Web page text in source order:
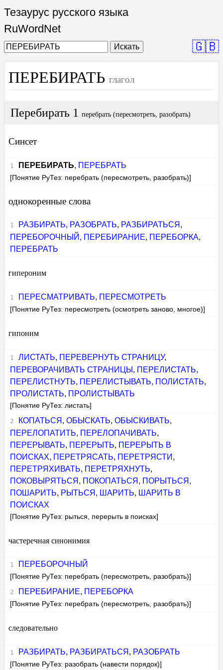
Тезаурус русского языка
RuWordNet
Искать 🇬🇧
ПЕРЕБИРАТЬ глагол
Перебирать 1 перебрать (пересмотреть, разобрать)
Синсет
ПЕРЕБИРАТЬ, ПЕРЕБРАТЬ
[Понятие РуТез: перебрать (пересмотреть, разобрать)]
однокоренные слова
РАЗБИРАТЬ, РАЗОБРАТЬ, РАЗБИРАТЬСЯ ,
ПЕРЕБОРОЧНЫЙ , ПЕРЕБИРАНИЕ, ПЕРЕБОРКА,
ПЕРЕБРАТЬ
гипероним
ПЕРЕСМАТРИВАТЬ, ПЕРЕСМОТРЕТЬ
[Понятие РуТез: пересмотреть (осмотреть заново, многое)]
гипоним
ЛИСТАТЬ, ПЕРЕВЕРНУТЬ СТРАНИЦУ,
ПЕРЕВОРАЧИВАТЬ СТРАНИЦЫ , ПЕРЕЛИСТАТЬ,
ПЕРЕЛИСТНУТЬ, ПЕРЕЛИСТЫВАТЬ, ПОЛИСТАТЬ,
ПРОЛИСТАТЬ, ПРОЛИСТЫВАТЬ
[Понятие РуТез: листать]
КОПАТЬСЯ , ОБЫСКАТЬ, ОБЫСКИВАТЬ,
ПЕРЕЛОПАТИТЬ, ПЕРЕЛОПАЧИВАТЬ,
ПЕРЕРЫВАТЬ, ПЕРЕРЫТЬ, ПЕРЕРЫТЬ В
ПОИСКАХ, ПЕРЕТРЯСАТЬ, ПЕРЕТРЯСТИ ,
ПЕРЕТРЯХИВАТЬ, ПЕРЕТРЯХНУТЬ,
ПОКОВЫРЯТЬСЯ , ПОКОПАТЬСЯ , ПОРЫТЬСЯ ,
ПОШАРИТЬ, РЫТЬСЯ , ШАРИТЬ, ШАРИТЬ В
ПОИСКАХ
[Понятие РуТез: рыться, перерыть в поисках]
частеречная синонимия
ПЕРЕБОРОЧНЫЙ
[Понятие РуТез: перебрать (пересмотреть, разобрать)]
ПЕРЕБИРАНИЕ, ПЕРЕБОРКА
[Понятие РуТез: перебрать (пересмотреть, разобрать)]
следовательно
РАЗБИРАТЬ, РАЗБИРАТЬСЯ , РАЗОБРАТЬ
[Понятие РуТез: разобрать (навести порядок)]